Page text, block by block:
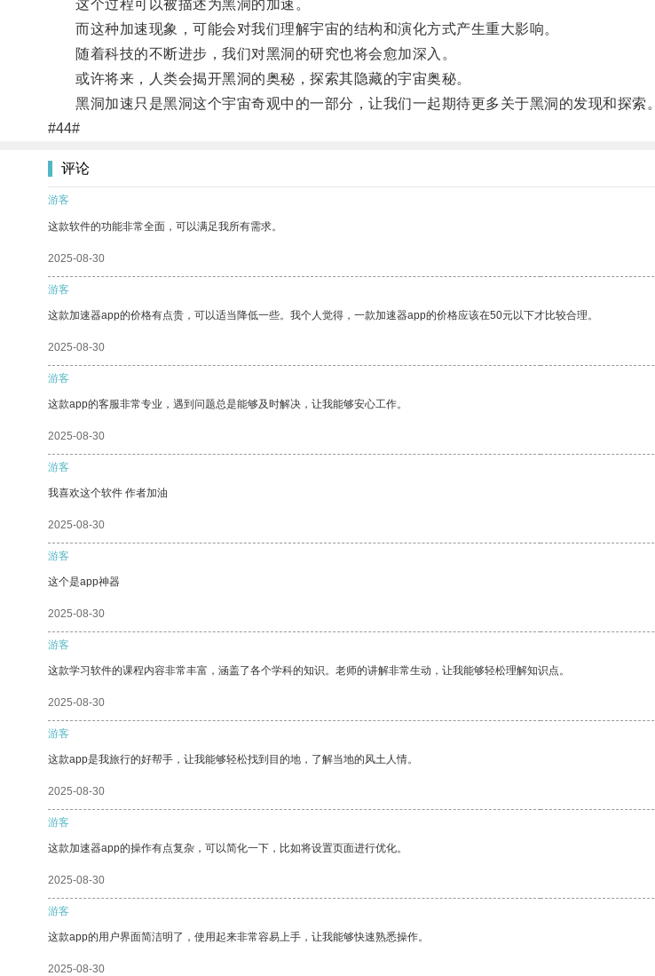
这个过程可以被描述为黑洞的加速。
而这种加速现象，可能会对我们理解宇宙的结构和演化方式产生重大影响。
随着科技的不断进步，我们对黑洞的研究也将会愈加深入。
或许将来，人类会揭开黑洞的奥秘，探索其隐藏的宇宙奥秘。
黑洞加速只是黑洞这个宇宙奇观中的一部分，让我们一起期待更多关于黑洞的发现和探索。
#44#
评论
游客
这款软件的功能非常全面，可以满足我所有需求。
2025-08-30
游客
这款加速器app的价格有点贵，可以适当降低一些。我个人觉得，一款加速器app的价格应该在50元以下才比较合理。
2025-08-30
游客
这款app的客服非常专业，遇到问题总是能够及时解决，让我能够安心工作。
2025-08-30
游客
我喜欢这个软件 作者加油
2025-08-30
游客
这个是app神器
2025-08-30
游客
这款学习软件的课程内容非常丰富，涵盖了各个学科的知识。老师的讲解非常生动，让我能够轻松理解知识点。
2025-08-30
游客
这款app是我旅行的好帮手，让我能够轻松找到目的地，了解当地的风土人情。
2025-08-30
游客
这款加速器app的操作有点复杂，可以简化一下，比如将设置页面进行优化。
2025-08-30
游客
这款app的用户界面简洁明了，使用起来非常容易上手，让我能够快速熟悉操作。
2025-08-30